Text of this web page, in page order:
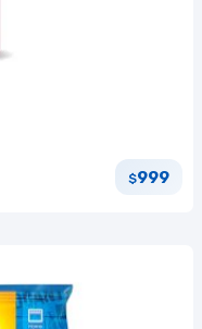
$999